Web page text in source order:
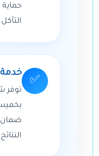
حماية
✅
خدمة
توفر
ضمان